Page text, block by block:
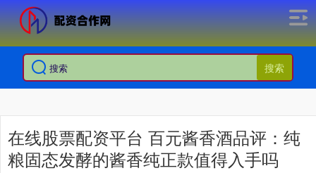
搜索
在线股票配资平台 百元酱香酒品评：纯
粮固态发酵的酱香纯正款值得入手吗